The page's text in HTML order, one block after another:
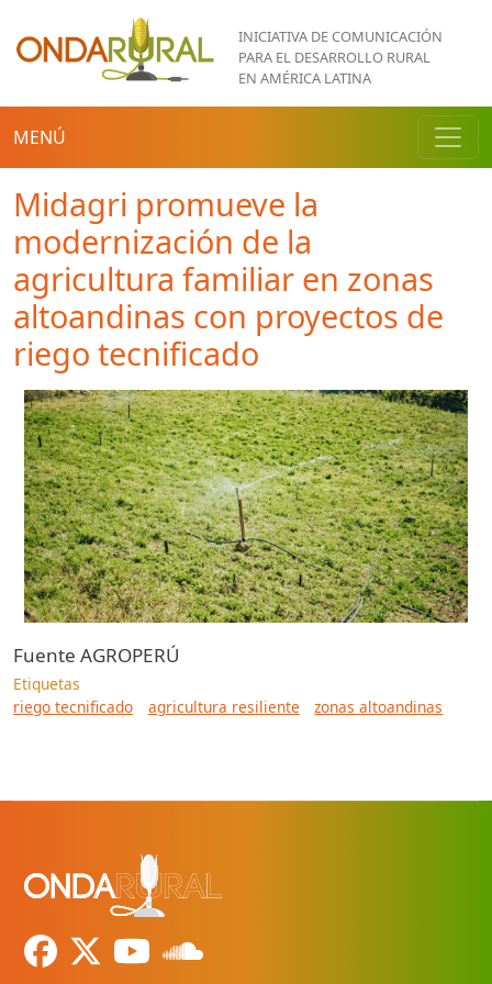
Pasar al contenido principal
INICIATIVA DE COMUNICACIÓN
PARA EL DESARROLLO RURAL
EN AMÉRICA LATINA
MENÚ
Midagri promueve la
modernización de la
agricultura familiar en zonas
altoandinas con proyectos de
riego tecnificado
Fuente AGROPERÚ
Etiquetas
riego tecnificado
agricultura resiliente zonas altoandinas